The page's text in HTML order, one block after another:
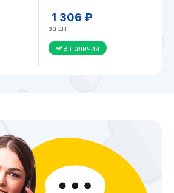
1 306 ₽
за шт
В наличии